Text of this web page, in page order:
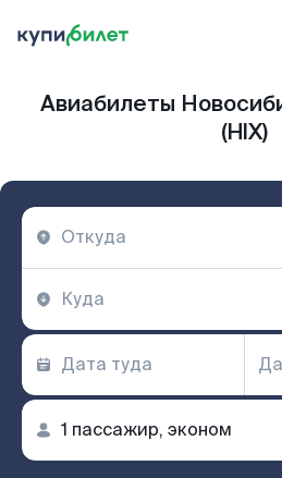
Авиабилеты
(HIX)